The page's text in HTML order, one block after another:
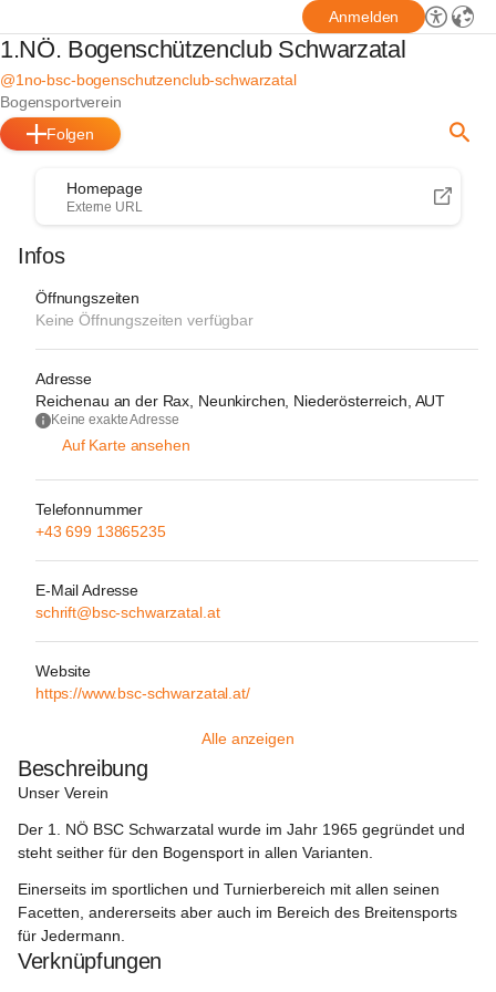
Anmelden
1.NÖ. Bogenschützenclub Schwarzatal
@1no-bsc-bogenschutzenclub-schwarzatal
Bogensportverein
Folgen
Homepage
Externe URL
Infos
Öffnungszeiten
Keine Öffnungszeiten verfügbar
Adresse
Reichenau an der Rax, Neunkirchen, Niederösterreich, AUT
Keine exakte Adresse
Auf Karte ansehen
Telefonnummer
+43 699 13865235
E-Mail Adresse
schrift@bsc-schwarzatal.at
Website
https://www.bsc-schwarzatal.at/
Alle anzeigen
Beschreibung
Unser Verein
Der 1. NÖ BSC Schwarzatal wurde im Jahr 1965 gegründet und
steht seither für den Bogensport in allen Varianten.
Einerseits im sportlichen und Turnierbereich mit allen seinen
Facetten, andererseits aber auch im Bereich des Breitensports
für Jedermann.
Verknüpfungen